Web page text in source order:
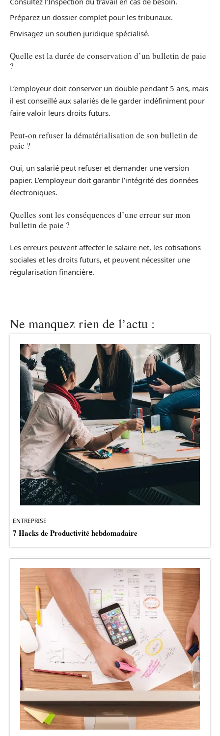
Préparez un dossier complet pour les tribunaux.
Envisagez un soutien juridique spécialisé.
Quelle est la durée de conservation d’un bulletin de paie
?
L’employeur doit conserver un double pendant 5 ans, mais
il est conseillé aux salariés de le garder indéfiniment pour
faire valoir leurs droits futurs.
Peut-on refuser la dématérialisation de son bulletin de
paie ?
Oui, un salarié peut refuser et demander une version
papier. L’employeur doit garantir l’intégrité des données
électroniques.
Quelles sont les conséquences d’une erreur sur mon
bulletin de paie ?
Les erreurs peuvent affecter le salaire net, les cotisations
sociales et les droits futurs, et peuvent nécessiter une
régularisation financière.
Ne manquez rien de l’actu :
ENTREPRISE
7 Hacks de Productivité hebdomadaire